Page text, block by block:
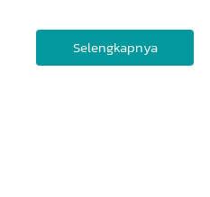
Selengkapnya